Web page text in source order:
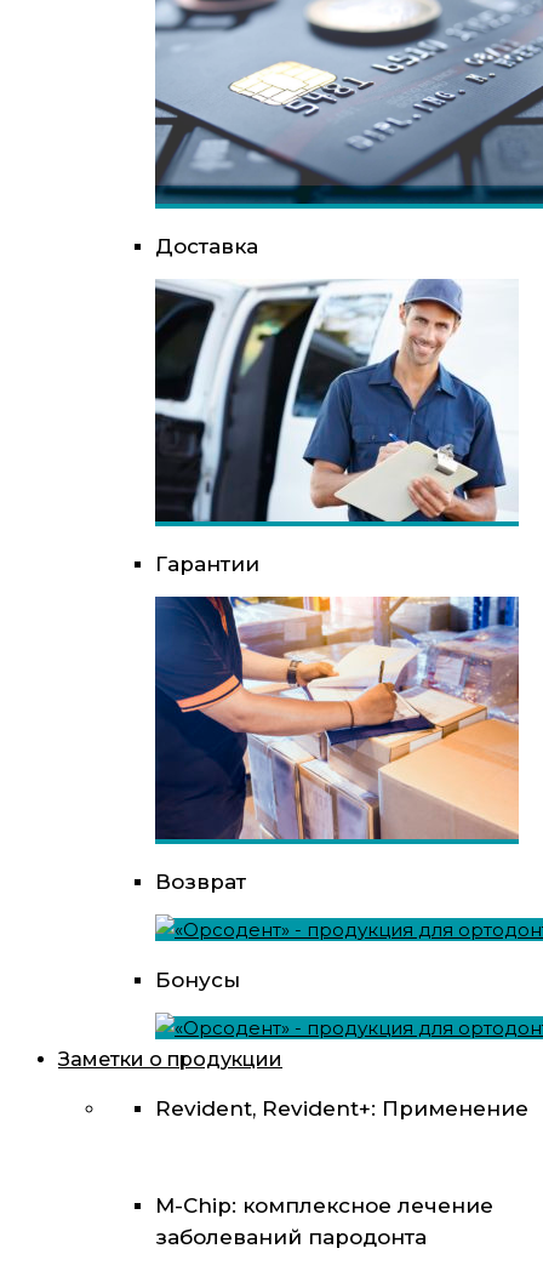
Доставка
Гарантии
Возврат
Бонусы
Заметки о продукции
Revident, Revident+: Применение
M-Chip: комплексное лечение
заболеваний пародонта